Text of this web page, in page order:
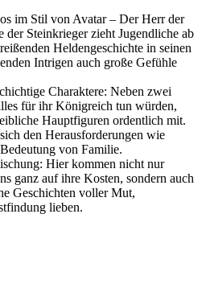
im Stil von Avatar – Der Herr der
der Steinkrieger zieht Jugendliche ab
Heldengeschichte in seinen
Intrigen auch große Gefühle
Charaktere: Neben zwei
für ihr Königreich tun würden,
Hauptfiguren ordentlich mit.
den Herausforderungen wie
von Familie.
Hier kommen nicht nur
ganz auf ihre Kosten, sondern auch
Geschichten voller Mut,
lieben.